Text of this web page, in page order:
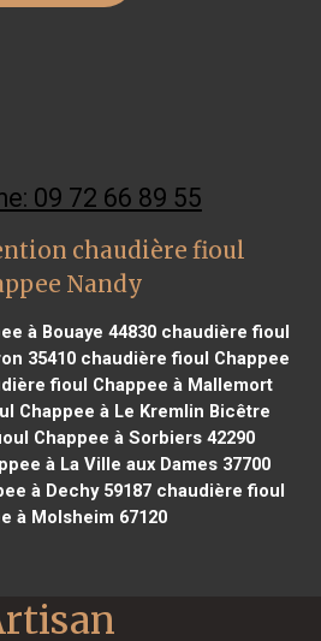
09 72 66 89 55
chaudière fioul
Nandy
à Bouaye 44830chaudière fioul
35410chaudière fioul Chappee
fioul Chappee à Mallemort
Chappee à Le Kremlin Bicêtre
Chappee à Sorbiers 42290
à La Ville aux Dames 37700
à Dechy 59187 chaudière fioul
à Molsheim 67120